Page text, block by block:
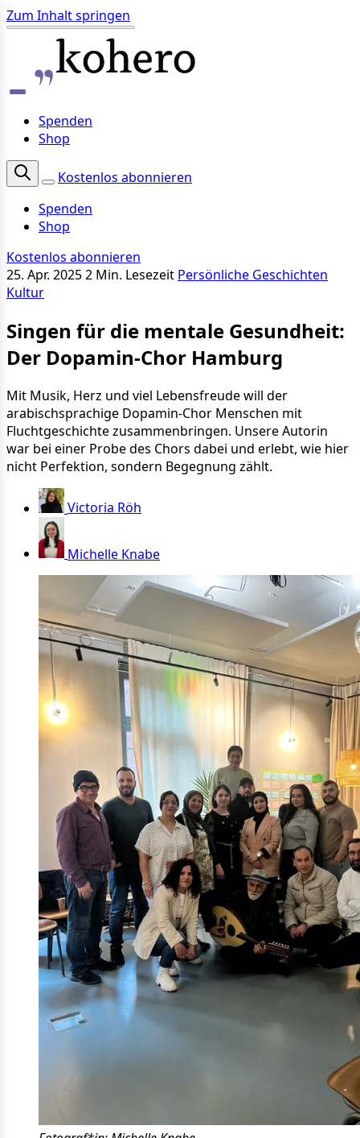
Zum Inhalt springen
Spenden
Shop
Kostenlos abonnieren
Spenden
Shop
Kostenlos abonnieren
25. Apr. 20252 Min. Lesezeit Persönliche Geschichten
Kultur
Singen für die mentale Gesundheit:
Der Dopamin-Chor Hamburg
Mit Musik, Herz und viel Lebensfreude will der
arabischsprachige Dopamin-Chor Menschen mit
Fluchtgeschichte zusammenbringen. Unsere Autorin
war bei einer Probe des Chors dabei und erlebt, wie hier
nicht Perfektion, sondern Begegnung zählt.
Victoria Röh
Michelle Knabe